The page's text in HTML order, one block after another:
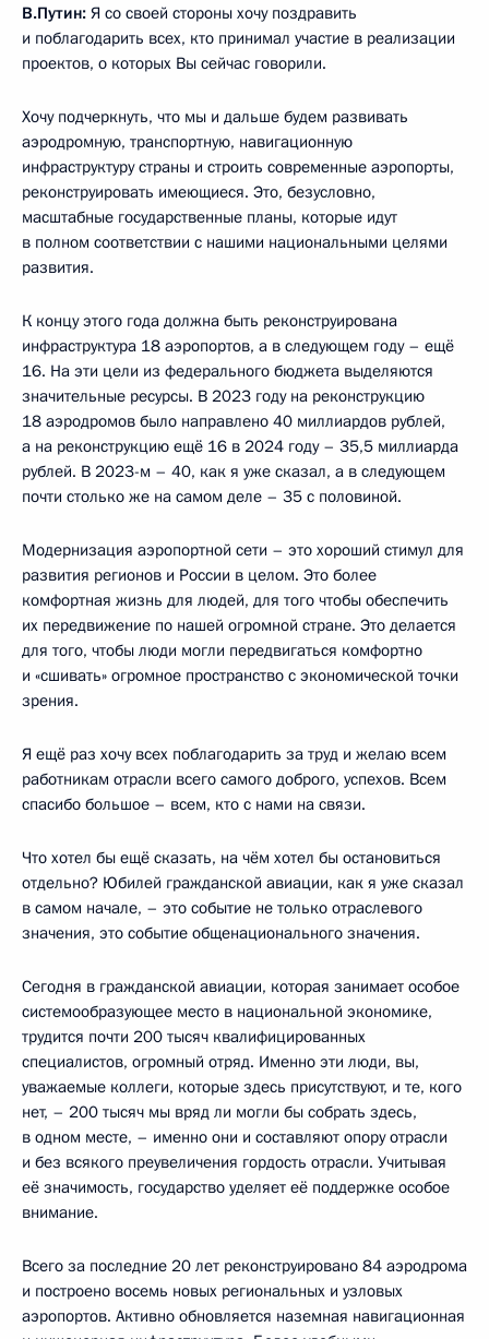
В.Путин: Я со своей стороны хочу поздравить
и поблагодарить всех, кто принимал участие в реализации
проектов, о которых Вы сейчас говорили.
Хочу подчеркнуть, что мы и дальше будем развивать
аэродромную, транспортную, навигационную
инфраструктуру страны и строить современные аэропорты,
реконструировать имеющиеся. Это, безусловно,
масштабные государственные планы, которые идут
в полном соответствии с нашими национальными целями
развития.
К концу этого года должна быть реконструирована
инфраструктура 18 аэропортов, а в следующем году – ещё
16. На эти цели из федерального бюджета выделяются
значительные ресурсы. В 2023 году на реконструкцию
18 аэродромов было направлено 40 миллиардов рублей,
а на реконструкцию ещё 16 в 2024 году – 35,5 миллиарда
рублей. В 2023-м – 40, как я уже сказал, а в следующем
почти столько же на самом деле – 35 с половиной.
Модернизация аэропортной сети – это хороший стимул для
развития регионов и России в целом. Это более
комфортная жизнь для людей, для того чтобы обеспечить
их передвижение по нашей огромной стране. Это делается
для того, чтобы люди могли передвигаться комфортно
и «сшивать» огромное пространство с экономической точки
зрения.
Я ещё раз хочу всех поблагодарить за труд и желаю всем
работникам отрасли всего самого доброго, успехов. Всем
спасибо большое – всем, кто с нами на связи.
Что хотел бы ещё сказать, на чём хотел бы остановиться
отдельно? Юбилей гражданской авиации, как я уже сказал
в самом начале, – это событие не только отраслевого
значения, это событие общенационального значения.
Сегодня в гражданской авиации, которая занимает особое
системообразующее место в национальной экономике,
трудится почти 200 тысяч квалифицированных
специалистов, огромный отряд. Именно эти люди, вы,
уважаемые коллеги, которые здесь присутствуют, и те, кого
нет, – 200 тысяч мы вряд ли могли бы собрать здесь,
в одном месте, – именно они и составляют опору отрасли
и без всякого преувеличения гордость отрасли. Учитывая
её значимость, государство уделяет её поддержке особое
внимание.
Всего за последние 20 лет реконструировано 84 аэродрома
и построено восемь новых региональных и узловых
аэропортов. Активно обновляется наземная навигационная